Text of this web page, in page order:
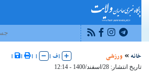
خانه ورزشی |ف |
|
|
|
|
تاریخ انتشار: 28/اسفند/1400 - 12:14